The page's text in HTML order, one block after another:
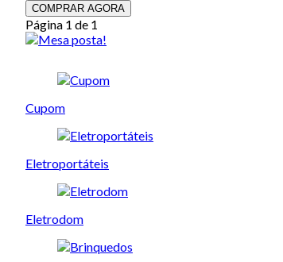
COMPRAR AGORA
Página 1 de 1
Cupom
Eletroportáteis
Eletrodom